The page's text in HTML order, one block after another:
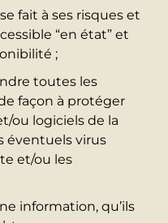
fait à ses risques et
“en état” et
;
toutes les
façon à protéger
ou logiciels de la
éventuels virus
et/ou les
information, qu’ils